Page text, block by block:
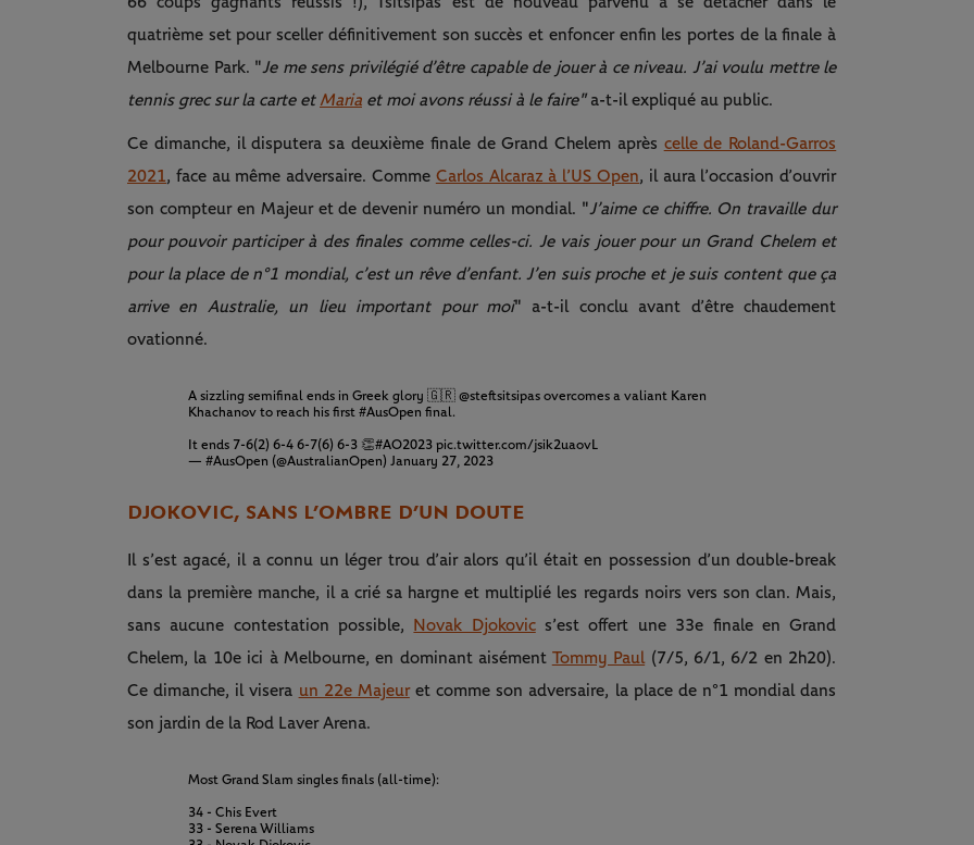
quatrième set pour sceller définitivement son succès et enfoncer enfin les portes de la finale à
Melbourne Park. "Je me sens privilégié d’être capable de jouer à ce niveau. J’ai voulu mettre le
tennis grec sur la carte et Maria et moi avons réussi à le faire"a-t-il expliqué au public.
Ce dimanche, il disputera sa deuxième finale de Grand Chelem après celle de Roland-Garros
2021, face au même adversaire. Comme Carlos Alcaraz à l’US Open, il aura l’occasion d’ouvrir
son compteur en Majeur et de devenir numéro un mondial. "J’aime ce chiffre. On travaille dur
pour pouvoir participer à des finales comme celles-ci. Je vais jouer pour un Grand Chelem et
pour la place de n°1 mondial, c’est un rêve d’enfant. J’en suis proche et je suis content que ça
arrive en Australie, un lieu important pour moi" a-t-il conclu avant d’être chaudement
ovationné.
A sizzling semifinal ends in Greek glory 🇬🇷@steftsitsipas overcomes a valiant Karen
Khachanov to reach his first#AusOpen final.
It ends 7-6(2) 6-4 6-7(6) 6-3 👏#AO2023 pic.twitter.com/jsik2uaovL
— #AusOpen (@AustralianOpen)January 27, 2023
DJOKOVIC, SANS L’OMBRE D’UN DOUTE
Il s’est agacé, il a connu un léger trou d’air alors qu’il était en possession d’un double-break
dans la première manche, il a crié sa hargne et multiplié les regards noirs vers son clan. Mais,
sans aucune contestation possible,
Novak Djokovics’est offert une 33e finale en Grand
Chelem, la 10e ici à Melbourne, en dominant aisément Tommy Paul(7/5, 6/1, 6/2 en 2h20).
Ce dimanche, il visera un 22e Majeuret comme son adversaire, la place de n°1 mondial dans
son jardin de la Rod Laver Arena.
Most Grand Slam singles finals (all-time):
34 - Chis Evert
33 - Serena Williams